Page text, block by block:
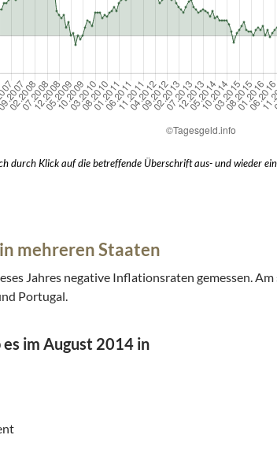
durch Klick auf die betreffende Überschrift aus- und wieder
mehreren Staaten
Jahres negative Inflationsraten gemessen.
Portugal.
im August 2014 in